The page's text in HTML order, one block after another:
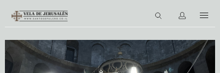
Виртуальные туры
Библиотека
RU